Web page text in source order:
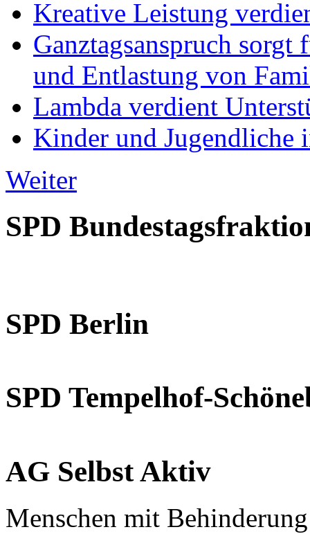
Kreative Leistung
Ganztagsanspruch
und Entlastung von
Lambda verdient
Kinder und Jugendliche
Weiter
SPD
SPD Berlin
SPD Tempelhof-
AG Selbst Aktiv
Menschen mit